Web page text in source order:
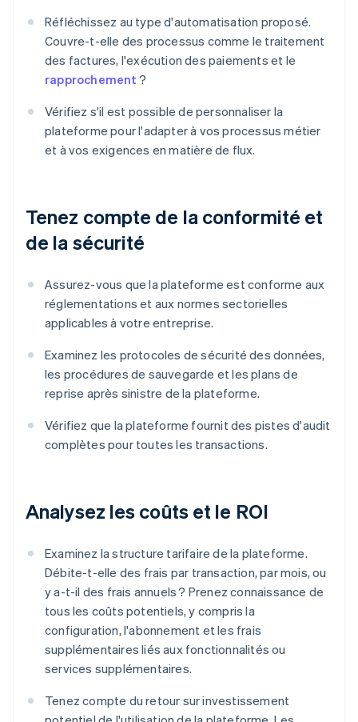
Réfléchissez au type d'automatisation proposé.
Couvre-t-elle des processus comme le traitement
des factures, l'exécution des paiements et le
rapprochement ?
Vérifiez s'il est possible de personnaliser la
plateforme pour l'adapter à vos processus métier
et à vos exigences en matière de flux.
Tenez compte de la conformité et
de la sécurité
Assurez-vous que la plateforme est conforme aux
réglementations et aux normes sectorielles
applicables à votre entreprise.
Examinez les protocoles de sécurité des données,
les procédures de sauvegarde et les plans de
reprise après sinistre de la plateforme.
Vérifiez que la plateforme fournit des pistes d'audit
complètes pour toutes les transactions.
Analysez les coûts et le ROI
Examinez la structure tarifaire de la plateforme.
Débite-t-elle des frais par transaction, par mois, ou
y a-t-il des frais annuels ? Prenez connaissance de
tous les coûts potentiels, y compris la
configuration, l'abonnement et les frais
supplémentaires liés aux fonctionnalités ou
services supplémentaires.
Tenez compte du retour sur investissement